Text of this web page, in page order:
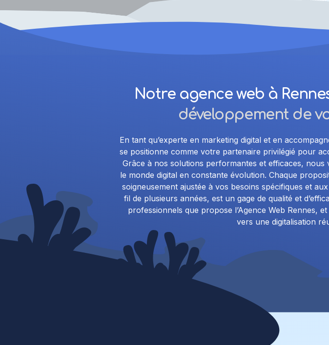
Notre agence web à
développement de
En tant qu’experte en marketing digital et en
se positionne comme votre partenaire privilégié pour
Grâce à nos solutions performantes et efficaces,
le monde digital en constante évolution. Chaque
soigneusement ajustée à vos besoins spécifiques et
fil de plusieurs années, est un gage de qualité et
professionnels que propose l’Agence Web Rennes,
vers une digitalisation